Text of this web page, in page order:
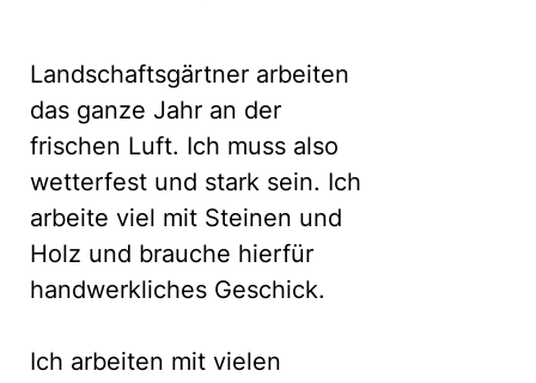
Landschaftsgärtner arbeiten
das ganze Jahr an der
frischen Luft. Ich muss also
wetterfest und stark sein. Ich
arbeite viel mit Steinen und
Holz und brauche hierfür
handwerkliches Geschick.
Ich arbeiten mit vielen